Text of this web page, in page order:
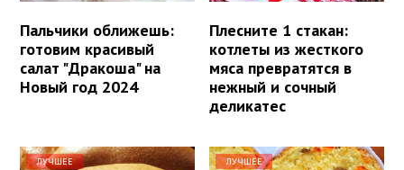
Пальчики оближешь:
готовим красивый
салат "Дракоша" на
Новый год 2024
Плесните 1 стакан:
котлеты из жесткого
мяса превратятся в
нежный и сочный
деликатес
ЛУЧШЕЕ ЛУЧШЕЕ